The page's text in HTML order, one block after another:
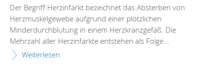
Der Begriff Herzinfarkt bezeichnet das Absterben von
Herzmuskelgewebe aufgrund einer plötzlichen
Minderdurchblutung in einem Herzkranzgefäß. Die
Mehrzahl aller Herzinfarkte entstehen als Folge...
Weiterlesen